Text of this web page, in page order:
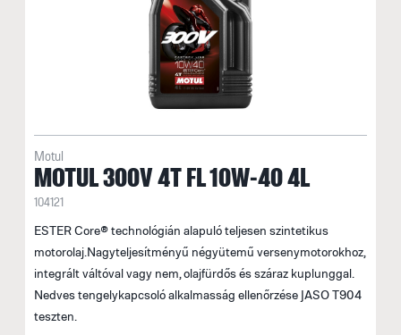
Motul
MOTUL 300V 4T FL 10W-40 4L
104121
ESTER Core® technológián alapuló teljesen szintetikus
motorolaj.Nagyteljesítményű négyütemű versenymotorokhoz,
integrált váltóval vagy nem, olajfürdős és száraz kuplunggal.
Nedves tengelykapcsoló alkalmasság ellenőrzése JASO T904
teszten.